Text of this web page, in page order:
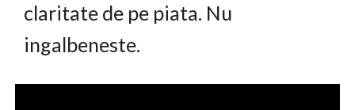
claritate de pe piata. Nu
ingalbeneste.